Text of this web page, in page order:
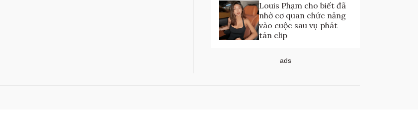
Louis Phạm cho biết đã
nhờ cơ quan chức năng
vào cuộc sau vụ phát
tán clip
ads